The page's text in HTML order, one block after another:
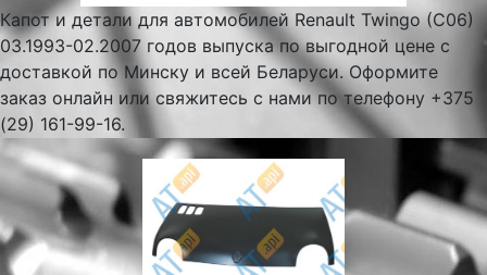
Капот и детали для автомобилей Renault Twingo (C06)
03.1993-02.2007 годов выпуска по выгодной цене с
доставкой по Минску и всей Беларуси. Оформите
заказ онлайн или свяжитесь с нами по телефону +375
(29) 161-99-16.